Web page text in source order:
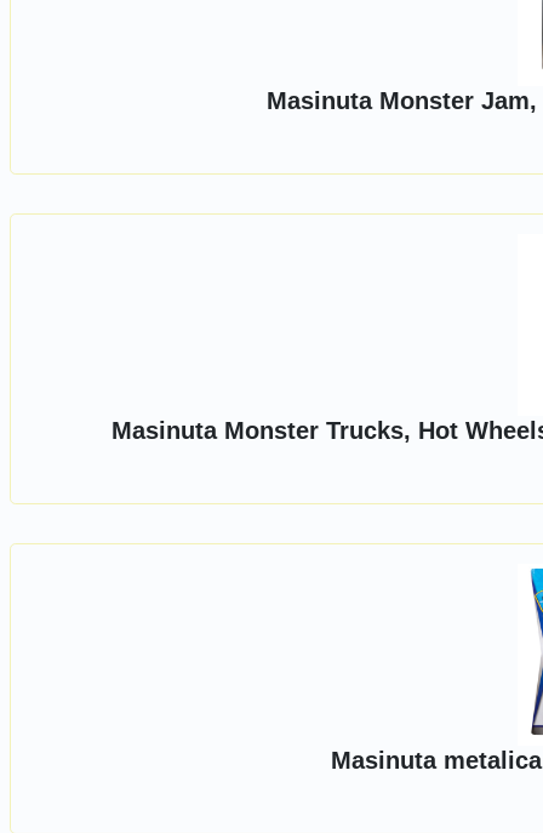
Masinuta Monster Jam,
Masinuta Monster Trucks, Hot
Masinuta